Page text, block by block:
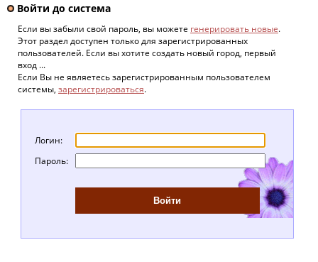
Войти до система
Если вы забыли свой пароль, вы можете генерировать новые.
Этот раздел доступен только для зарегистрированных
пользователей. Если вы хотите создать новый город, первый
вход ...
Если Вы не являетесь зарегистрированным пользователем
системы, зарегистрироваться.
Логин:
Пароль: